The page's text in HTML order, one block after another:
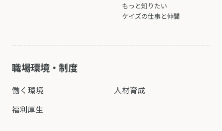
もっと知りたい
ケイズの仕事と仲間
職場環境・制度
働く環境
人材育成
福利厚生